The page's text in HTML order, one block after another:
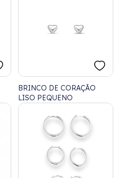
BRINCO DE CORAÇÃO
LISO PEQUENO